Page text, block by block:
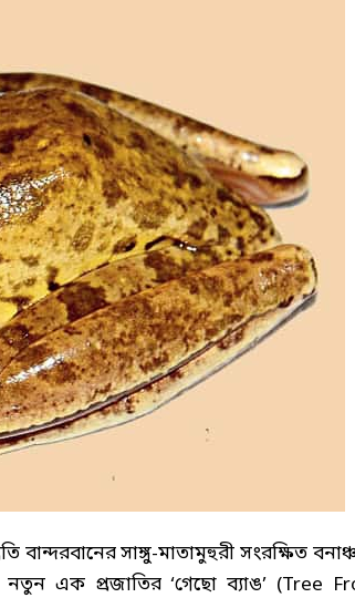
বান্দরবানের সাঙ্গু-মাতামুহুরী সংরক্ষিত
এক প্রজাতির ‘গেছো ব্যাঙ’ (Tree